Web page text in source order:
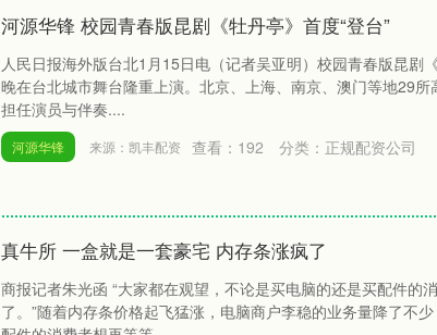
河源华锋 校园青春版昆剧《牡丹亭》首度“登台”
人民日报海外版台北1月15日电（记者吴亚明）校园青春版昆剧
晚在台北城市舞台隆重上演。北京、上海、南京、澳门等地29所
担任演员与伴奏....
河源华锋 来源：凯丰配资 查看： 192 分类： 正规配资公司
真牛所 一盒就是一套豪宅 内存条涨疯了
商报记者朱光函 “大家都在观望，不论是买电脑的还是买配件的
了。”随着内存条价格起飞猛涨，电脑商户李稳的业务量降了不